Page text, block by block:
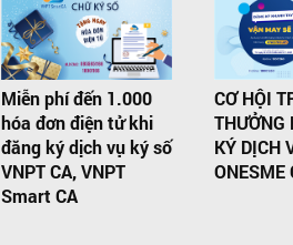
Miễn phí đến 1.000
hóa đơn điện tử khi
đăng ký dịch vụ ký số
VNPT CA, VNPT
Smart CA
CƠ HỘI
THƯỞNG
KÝ DỊCH
ONESME